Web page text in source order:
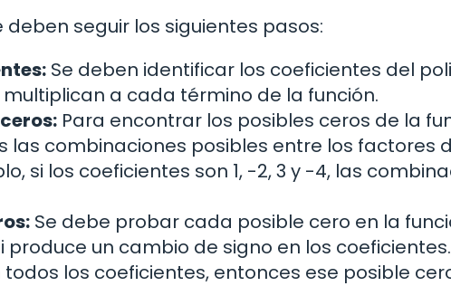
seguir los siguientes pasos:
Se deben identificar los coeficientes del
a cada término de la función.
Para encontrar los posibles ceros de la
las combinaciones posibles entre los factores
si los coeficientes son 1, -2, 3 y -4, las
Se debe probar cada posible cero en la
produce un cambio de signo en los
los coeficientes, entonces ese posible